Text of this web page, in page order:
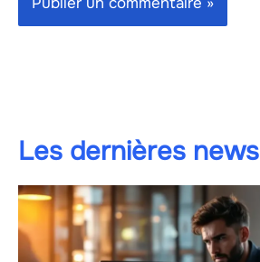
Les dernières news